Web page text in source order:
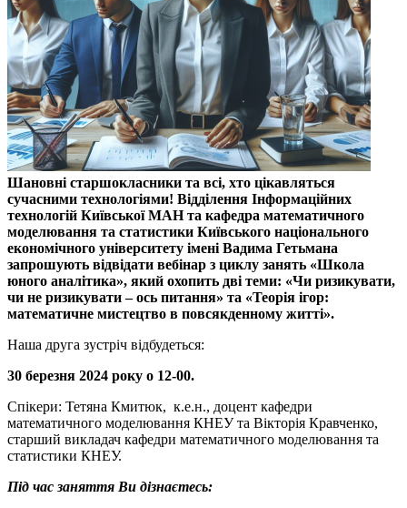
Шановні старшокласники та всі, хто цікавляться
сучасними технологіями! Відділення Інформаційних
технологій Київської МАН та кафедра математичного
моделювання та статистики Київського національного
економічного університету імені Вадима Гетьмана
запрошують відвідати вебінар з циклу занять «Школа
юного аналітика», який охопить дві теми: «Чи ризикувати,
чи не ризикувати – ось питання» та «Теорія ігор:
математичне мистецтво в повсякденному житті».
Наша друга зустріч відбудеться:
30 березня 2024 року о 12-00.
Спікери: Тетяна Кмитюк, к.е.н., доцент кафедри
математичного моделювання КНЕУ та Вікторія Кравченко,
старший викладач кафедри математичного моделювання та
статистики КНЕУ.
Під час заняття Ви дізнаєтесь: